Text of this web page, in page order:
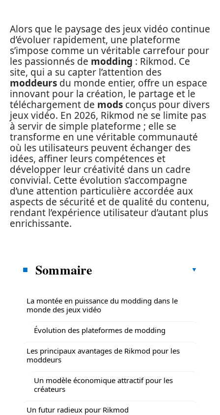
Alors que le paysage des jeux vidéo continue
d’évoluer rapidement, une plateforme
s’impose comme un véritable carrefour pour
les passionnés de modding : Rikmod. Ce
site, qui a su capter l’attention des
moddeurs du monde entier, offre un espace
innovant pour la création, le partage et le
téléchargement de mods conçus pour divers
jeux vidéo. En 2026, Rikmod ne se limite pas
à servir de simple plateforme ; elle se
transforme en une véritable communauté
où les utilisateurs peuvent échanger des
idées, affiner leurs compétences et
développer leur créativité dans un cadre
convivial. Cette évolution s’accompagne
d’une attention particulière accordée aux
aspects de sécurité et de qualité du contenu,
rendant l’expérience utilisateur d’autant plus
enrichissante.
Sommaire
La montée en puissance du modding dans le
monde des jeux vidéo
Évolution des plateformes de modding
Les principaux avantages de Rikmod pour les
moddeurs
Un modèle économique attractif pour les
créateurs
Un futur radieux pour Rikmod